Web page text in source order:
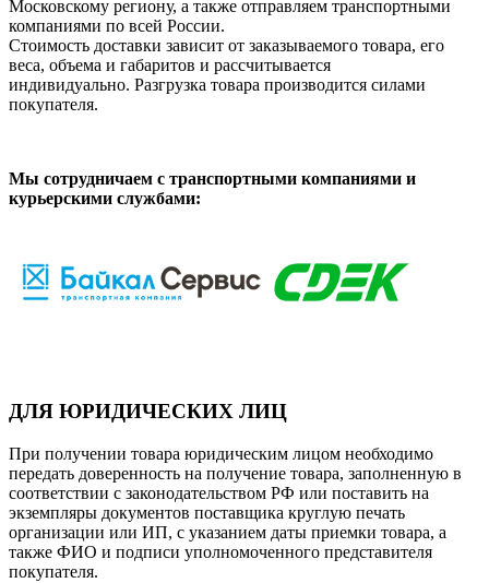
Московскому региону, а также отправляем транспортными
компаниями по всей России.
Стоимость доставки зависит от заказываемого товара, его
веса, объема и габаритов и рассчитывается
индивидуально. Разгрузка товара производится силами
покупателя.
Мы сотрудничаем с транспортными компаниями и
курьерскими службами:
ДЛЯ ЮРИДИЧЕСКИХ ЛИЦ
При получении товара юридическим лицом необходимо
передать доверенность на получение товара, заполненную в
соответствии с законодательством РФ или поставить на
экземпляры документов поставщика круглую печать
организации или ИП, с указанием даты приемки товара, а
также ФИО и подписи уполномоченного представителя
покупателя.